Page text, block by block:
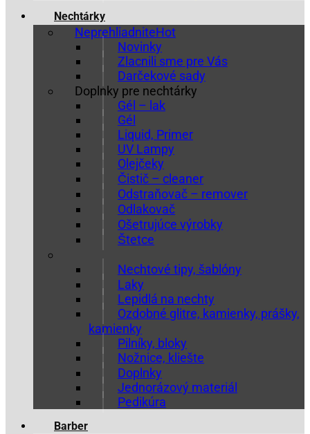
Nechtárky
Neprehliadnite
Novinky
Zlacnili sme pre Vás
Darčekové sady
Doplnky pre nechtárky
Gél – lak
Gél
Liquid, Primer
UV Lampy
Olejčeky
Čistič – cleaner
Odstraňovač – remover
Odlakovač
Ošetrujúce výrobky
Štetce
Nechtové tipy, šablóny
Laky
Lepidlá na nechty
Ozdobné glitre, kamienky, prášky,
kamienky
Pilníky, bloky
Nožnice, kliešte
Doplnky
Jednorázový materiál
Pedikúra
Barber